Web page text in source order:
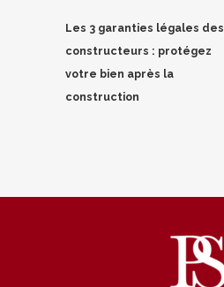
Les 3 garanties légales des
constructeurs : protégez
votre bien après la
construction